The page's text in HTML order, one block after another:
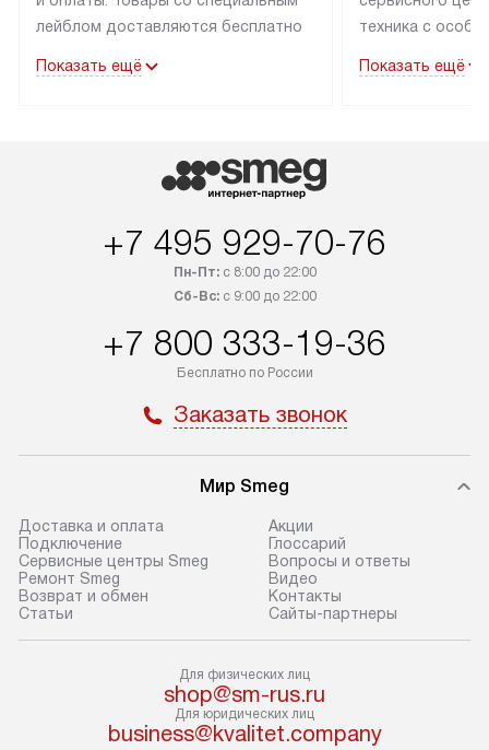
лейблом доставляются бесплатно
до подъезда. Доставка за пределы
маркировку «в наличии», может
быть отправлен покупателю
в Санкт-Петербург и другие
регионы осуществляется через
транспортные компании. После
доставляем заказ до офиса
транспортной компании в Москве.
доставки у менеджера при
В день, согласованный с вами,
упакованный товар до подъезда.
Если вам необходимо доставить
покупку до двери вашей квартиры
или места установки, пожалуйста,
с менеджером. За эту услугу будет
взиматься дополнительная плата.
Обратите внимание на размеры
Показать ещё
техника с
коммуникациям.
подключения к
определяется в
в себя снятие
отдельных
запуск и
Показать ещё
+7 495 929-70-76
Пн-Пт:с 8:00 до 22:00
Сб-Вс:с 9:00 до 22:00
+7 800 333-19-36
Бесплатно по России
Заказать звонок
Мир Smeg
Доставка и оплата
Подключение
Сервисные центры Smeg
Ремонт Smeg
Возврат и обмен
Статьи
Акции
Глоссарий
Вопросы и ответы
Видео
Контакты
Сайты-партнеры
Для физических лиц
shop@sm-rus.ru
Для юридических лиц
business@kvalitet.company